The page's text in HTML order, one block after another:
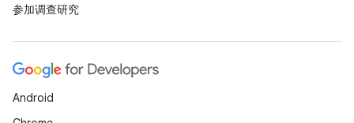
参加调查研究
Android